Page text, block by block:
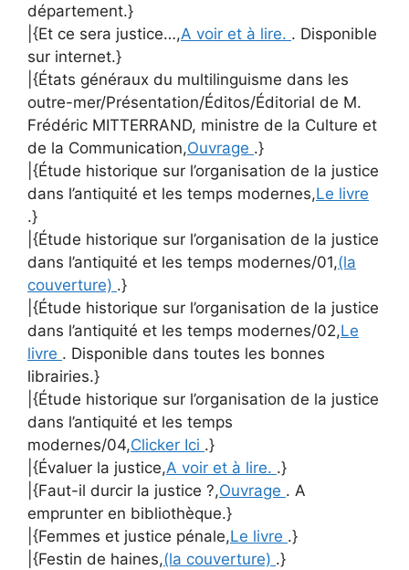
département.}
|{Et ce sera justice…,A voir et à lire. . Disponible
sur internet.}
|{États généraux du multilinguisme dans les
outre-mer/Présentation/Éditos/Éditorial de M.
Frédéric MITTERRAND, ministre de la Culture et
de la Communication,Ouvrage .}
|{Étude historique sur l’organisation de la justice
dans l’antiquité et les temps modernes,Le livre
.}
|{Étude historique sur l’organisation de la justice
dans l’antiquité et les temps modernes/01,(la
couverture) .}
|{Étude historique sur l’organisation de la justice
dans l’antiquité et les temps modernes/02,Le
livre . Disponible dans toutes les bonnes
librairies.}
|{Étude historique sur l’organisation de la justice
dans l’antiquité et les temps
modernes/04,Clicker Ici .}
|{Évaluer la justice,A voir et à lire. .}
|{Faut-il durcir la justice ?,Ouvrage . A
emprunter en bibliothèque.}
|{Femmes et justice pénale,Le livre .}
|{Festin de haines,(la couverture) .}